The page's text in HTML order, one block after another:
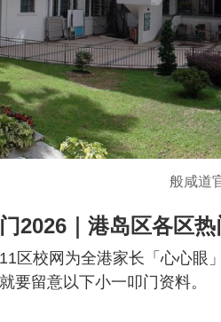
般咸道
2026｜港岛区各区
区校网为全港家长「心心眼
要留意以下小一叩门资料。